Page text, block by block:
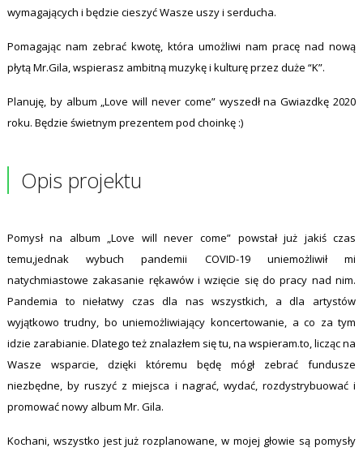
wymagających i będzie cieszyć Wasze uszy i serducha.
Pomagając nam zebrać kwotę, która umożliwi nam pracę nad nową
płytą Mr.Gila, wspierasz ambitną muzykę i kulturę przez duże “K”.
Planuję, by album „Love will never come” wyszedł na Gwiazdkę 2020
roku. Będzie świetnym prezentem pod choinkę :)
Opis projektu
Pomysł na album „Love will never come” powstał już jakiś czas
temu,jednak wybuch pandemii COVID-19 uniemożliwił mi
natychmiastowe zakasanie rękawów i wzięcie się do pracy nad nim.
Pandemia to niełatwy czas dla nas wszystkich, a dla artystów
wyjątkowo trudny, bo uniemożliwiający koncertowanie, a co za tym
idzie zarabianie. Dlatego też znalazłem się tu, na wspieram.to, licząc na
Wasze wsparcie, dzięki któremu będę mógł zebrać fundusze
niezbędne, by ruszyć z miejsca i nagrać, wydać, rozdystrybuować i
promować nowy album Mr. Gila.
Kochani, wszystko jest już rozplanowane, w mojej głowie są pomysły